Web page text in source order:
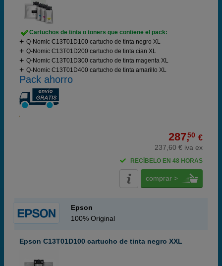
Cartuchos de tinta o toners que contiene el pack:
Q-Nomic C13T01D100 cartucho de tinta negro XL
Q-Nomic C13T01D200 cartucho de tinta cian XL
Q-Nomic C13T01D300 cartucho de tinta magenta XL
Q-Nomic C13T01D400 cartucho de tinta amarillo XL
Pack ahorro
287,50 €
237,60 € iva ex
RECÍBELO EN 48 HORAS
comprar >
Epson
100% Original
Epson C13T01D100 cartucho de tinta negro XXL